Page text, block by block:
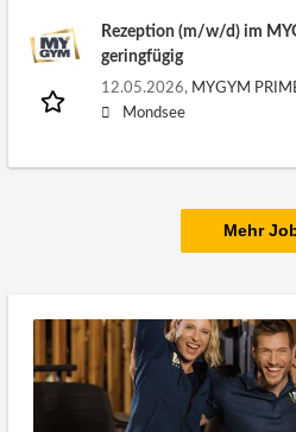
Rezeption (m/w/d) im
geringfügig
12.05.2026, MYGYM
Mondsee
Mehr